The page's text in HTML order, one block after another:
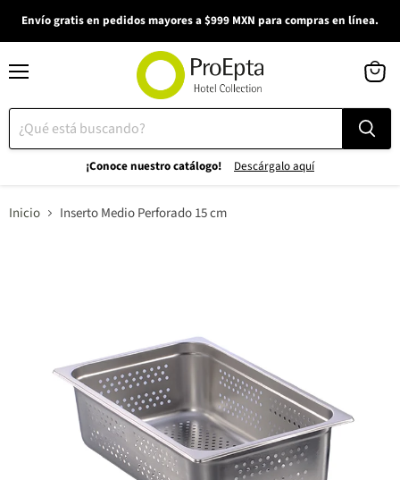
Envío gratis en pedidos mayores a $999 MXN para compras en línea.
¡Conoce nuestro catálogo! Descárgalo aquí
carrito
Inicio Inserto Medio Perforado 15 cm